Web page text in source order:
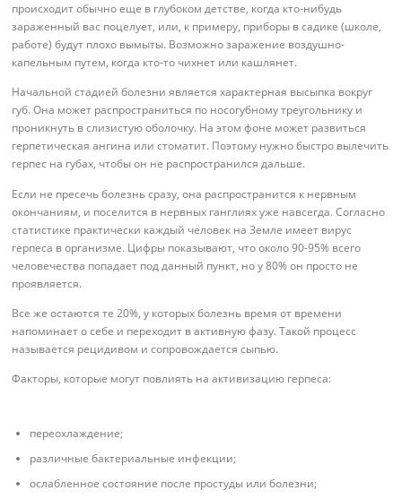
происходит обычно еще в глубоком детстве, когда кто-нибудь
зараженный вас поцелует, или, к примеру, приборы в садике (школе,
работе) будут плохо вымыты. Возможно заражение воздушно-
капельным путем, когда кто-то чихнет или кашлянет.
Начальной стадией болезни является характерная высыпка вокруг
губ. Она может распространиться по носогубному треугольнику и
проникнуть в слизистую оболочку. На этом фоне может развиться
герпетическая ангина или стоматит. Поэтому нужно быстро вылечить
герпес на губах, чтобы он не распространился дальше.
Если не пресечь болезнь сразу, она распространится к нервным
окончаниям, и поселится в нервных ганглиях уже навсегда. Согласно
статистике практически каждый человек на Земле имеет вирус
герпеса в организме. Цифры показывают, что около 90-95% всего
человечества попадает под данный пункт, но у 80% он просто не
проявляется.
Все же остаются те 20%, у которых болезнь время от времени
напоминает о себе и переходит в активную фазу. Такой процесс
называется рецидивом и сопровождается сыпью.
Факторы, которые могут повлиять на активизацию герпеса:
переохлаждение;
различные бактериальные инфекции;
ослабленное состояние после простуды или болезни;